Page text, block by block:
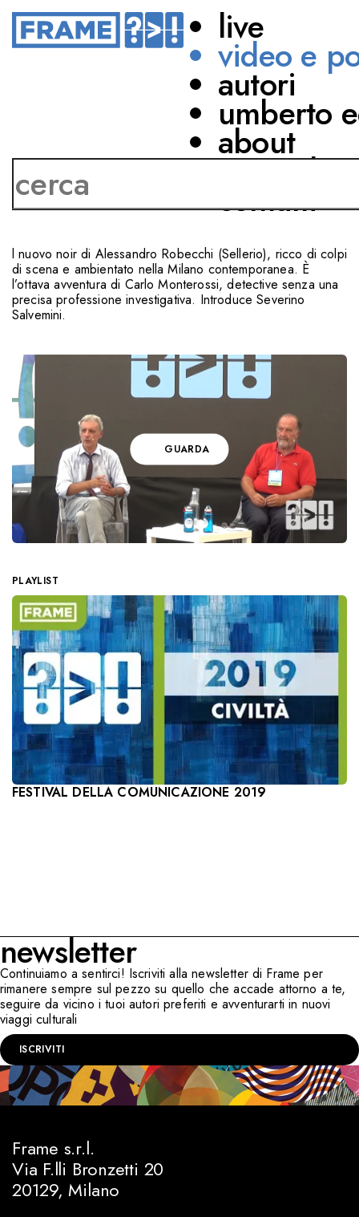
live
video e
autori
umberto
about
network
contatti
TEMPI NUOVI: PIÙ
CIVILI O PIÙ INCIVILI?
CON
Alessandro Robecchi Severino Salvemini
l nuovo noir di Alessandro Robecchi (Sellerio), ricco di colpi
di scena e ambientato nella Milano contemporanea. È
l’ottava avventura di Carlo Monterossi, detective senza una
precisa professione investigativa. Introduce Severino
Salvemini.
GUARDA
PLAYLIST
FESTIVAL DELLA COMUNICAZIONE 2019
newsletter
Continuiamo a sentirci! Iscriviti alla newsletter di Frame per
rimanere sempre sul pezzo su quello che accade attorno a te,
seguire da vicino i tuoi autori preferiti e avventurarti in nuovi
viaggi culturali
ISCRIVITI
Frame s.r.l.
Via F.lli Bronzetti 20
20129, Milano